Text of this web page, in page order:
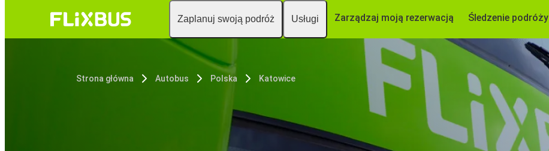
Zaplanuj swoją podróż Usługi Zarządzaj moją rezerwacją Śledzenie podróży
Strona główna Autobus Polska Katowice